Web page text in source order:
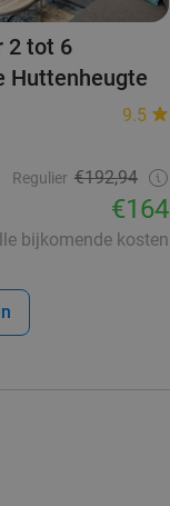
2 tot 6
Huttenheugte
9.5
Regulier €192,94
€164
bijkomende kosten